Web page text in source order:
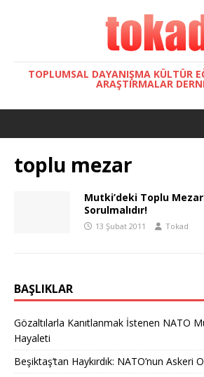
TOPLUMSAL DAYANIŞMA KÜLTÜR
ARAŞTIRMALAR
toplu mezar
Mutki’deki Toplu
Sorulmalıdır!
13 Şubat 2011 Tokad
BAŞLIKLAR
Gözaltılarla Kanıtlanmak İstenen NATO
Hayaleti
Beşiktaş’tan Haykırdık: NATO’nun Askeri